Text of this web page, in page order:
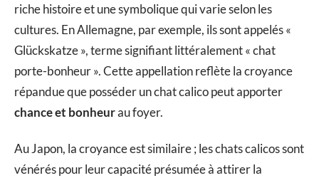
riche histoire et une symbolique qui varie selon les
cultures. En Allemagne, par exemple, ils sont appelés «
Glückskatze », terme signifiant littéralement « chat
porte-bonheur ». Cette appellation reflète la croyance
répandue que posséder un chat calico peut apporter
chance et bonheurau foyer.
Au Japon, la croyance est similaire ; les chats calicos sont
vénérés pour leur capacité présumée à attirer la